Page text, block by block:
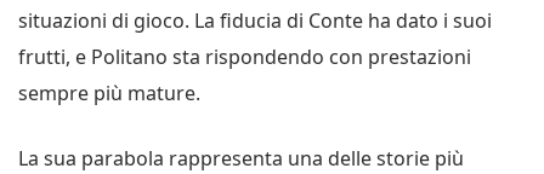
situazioni di gioco. La fiducia di Conte ha dato i suoi
frutti, e Politano sta rispondendo con prestazioni
sempre più mature.
La sua parabola rappresenta una delle storie più